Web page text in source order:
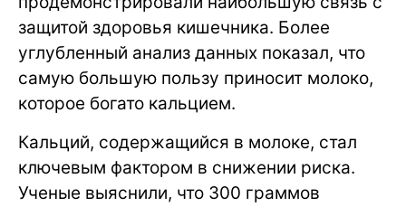
защитой здоровья кишечника. Более
углубленный анализ данных показал, что
самую большую пользу приносит молоко,
которое богато кальцием.
Кальций, содержащийся в молоке, стал
ключевым фактором в снижении риска.
Ученые выяснили, что 300 граммов